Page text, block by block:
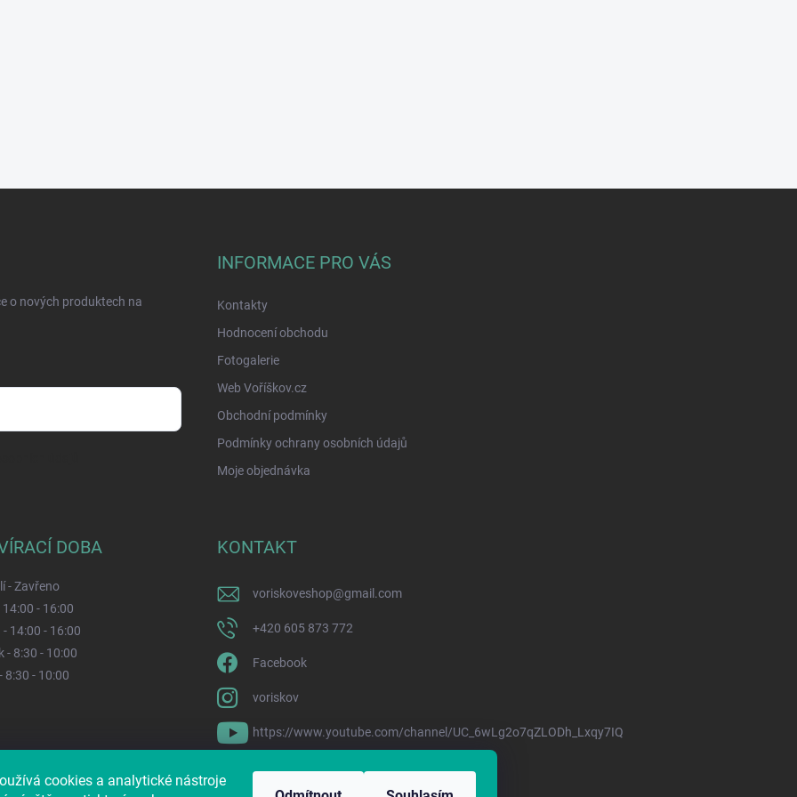
cookies a analytické nástroje
o nových produktech na
INFORMACE PRO VÁS
Kontakty
Hodnocení obchodu
Fotogalerie
Web Voříškov.cz
Obchodní podmínky
Podmínky ochrany osobních údajů
Moje objednávka
DOBA
- Zavřeno
14:00 - 16:00
14:00 - 16:00
- 8:30 - 10:00
8:30 - 10:00
KONTAKT
voriskoveshop@gmail.com
+420 605 873 772
Facebook
voriskov
https://www.youtube.com/channel/UC_6wLg2o7qZLODh_Lxqy7IQ
i na Pesvnouzi.cz Jak nám pomůžete?